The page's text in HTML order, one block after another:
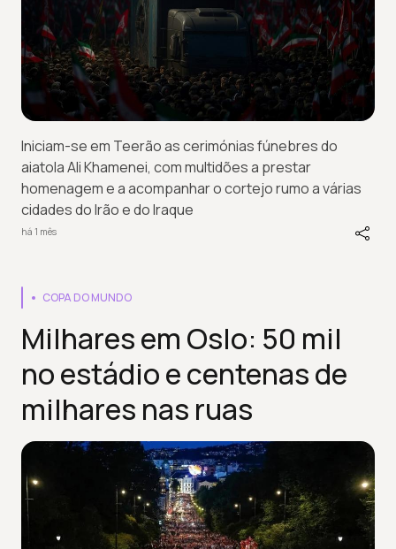
Iniciam-se em Teerão as cerimónias fúnebres do
aiatola Ali Khamenei, com multidões a prestar
homenagem e a acompanhar o cortejo rumo a várias
cidades do Irão e do Iraque
há 1 mês
COPA DO MUNDO
Milhares em Oslo: 50 mil
no estádio e centenas de
milhares nas ruas